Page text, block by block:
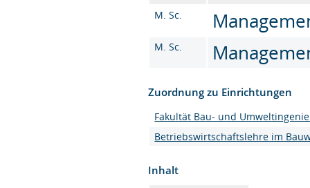
M. Sc.
M. Sc.
Zuordnung zu Einrichtungen
Fakultät Bau- und
Betriebswirtschaftslehre im
Inhalt